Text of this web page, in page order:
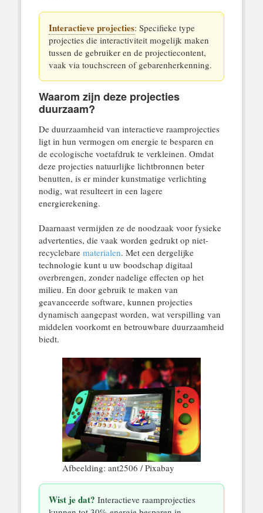
Interactieve projecties: Specifieke type
projecties die interactiviteit mogelijk maken
tussen de gebruiker en de projectiecontent,
vaak via touchscreen of gebarenherkenning.
Waarom zijn deze projecties
duurzaam?
De duurzaamheid van interactieve raamprojecties
ligt in hun vermogen om energie te besparen en
de ecologische voetafdruk te verkleinen. Omdat
deze projecties natuurlijke lichtbronnen beter
benutten, is er minder kunstmatige verlichting
nodig, wat resulteert in een lagere
energierekening.
Daarnaast vermijden ze de noodzaak voor fysieke
advertenties, die vaak worden gedrukt op niet-
recyclebare materialen. Met een dergelijke
technologie kunt u uw boodschap digitaal
overbrengen, zonder nadelige effecten op het
milieu. En door gebruik te maken van
geavanceerde software, kunnen projecties
dynamisch aangepast worden, wat verspilling van
middelen voorkomt en betrouwbare duurzaamheid
biedt.
Afbeelding: ant2506 / Pixabay
Wist je dat? Interactieve raamprojecties